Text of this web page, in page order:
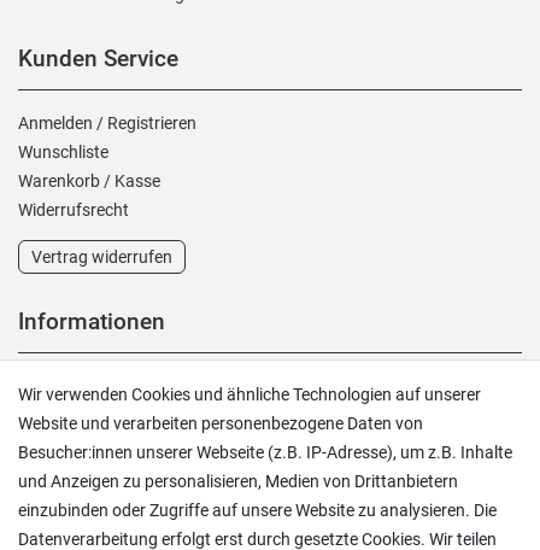
Kunden Service
Anmelden / Registrieren
Wunschliste
Warenkorb/ Kasse
Widerrufs­recht
Vertrag widerrufen
Informationen
Versand und Zahlung
Rücksendungen
Lieferung in die Schweiz
Pflegesymbole
Lagerverkauf
Ratgeber & News
Wir verwenden Cookies und ähnliche Technologien auf unserer
Website und verarbeiten personenbezogene Daten von
Besucher:innen unserer Webseite (z.B. IP-Adresse), um z.B. Inhalte
und Anzeigen zu personalisieren, Medien von Drittanbietern
einzubinden oder Zugriffe auf unsere Website zu analysieren. Die
Datenverarbeitung erfolgt erst durch gesetzte Cookies. Wir teilen